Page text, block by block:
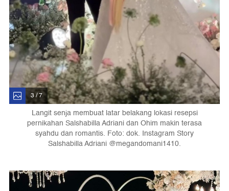
3 / 7
Langit senja membuat latar belakang lokasi resepsi
pernikahan Salshabilla Adriani dan Ohim makin terasa
syahdu dan romantis. Foto: dok. Instagram Story
Salshabilla Adriani @megandomani1410.